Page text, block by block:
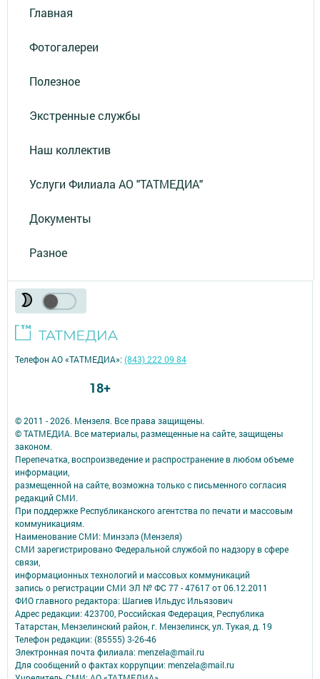
Главная
Фотогалереи
Полезное
Экстренные службы
Наш коллектив
Услуги Филиала АО "ТАТМЕДИА"
Документы
Разное
© 2011 - 2026. Мензеля. Все права защищены.
© ТАТМЕДИА. Все материалы, размещенные на сайте, защищены
законом.
Перепечатка, воспроизведение и распространение в любом объеме
информации,
размещенной на сайте, возможна только с письменного согласия
редакций СМИ.
При поддержке Республиканского агентства по печати и массовым
коммуникациям.
Наименование СМИ: Минзэлэ (Мензеля)
СМИ зарегистрировано Федеральной службой по надзору в сфере
связи,
информационных технологий и массовых коммуникаций
запись о регистрации СМИ ЭЛ № ФС 77 - 47617 от 06.12.2011
ФИО главного редактора: Шагиев Ильдус Ильязович
Адрес редакции: 423700, Российская Федерация, Республика
Татарстан, Мензелинский район, г. Мензелинск, ул. Тукая, д. 19
Телефон редакции: (85555) 3-26-46
Электронная почта филиала: menzela@mail.ru
Для сообщений о фактах коррупции: menzela@mail.ru
Телефон АО «ТАТМЕДИА»:(843) 222 09 84
18+